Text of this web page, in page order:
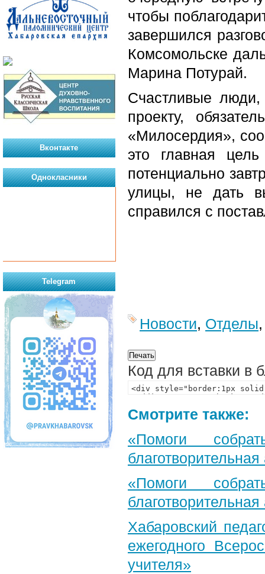
чтобы
завершился
Комсомольске
Марина Потурай.
Счастливые люди,
проекту,
«Милосердия»,
это главная
потенциально
улицы, не дать
справился с
Новости, Отделы
Код для вставки в
Смотрите также:
«Помоги
«Помоги
Хабаровский
ежегодного
учителя»
Вконтакте
Однокласники
Telegram